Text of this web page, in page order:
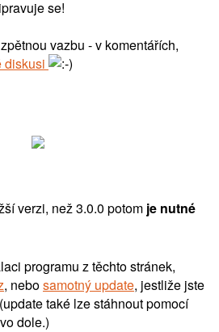
se!
vazbu - v komentářích,
diskusi
verzi, než 3.0.0 potom je nutné
programu z těchto stránek,
, nebosamotný update, jestliže jste
také lze stáhnout pomocí
dole.)